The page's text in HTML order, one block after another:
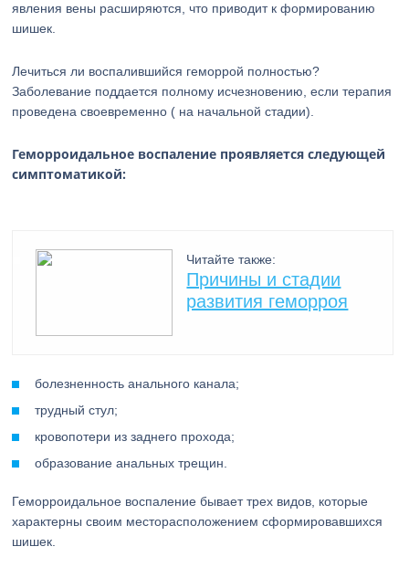
явления вены расширяются, что приводит к формированию
шишек.
Лечиться ли воспалившийся геморрой полностью?
Заболевание поддается полному исчезновению, если терапия
проведена своевременно ( на начальной стадии).
Геморроидальное воспаление проявляется следующей
симптоматикой:
Читайте также:
Причины и стадии
развития геморроя
болезненность анального канала;
трудный стул;
кровопотери из заднего прохода;
образование анальных трещин.
Геморроидальное воспаление бывает трех видов, которые
характерны своим месторасположением сформировавшихся
шишек.